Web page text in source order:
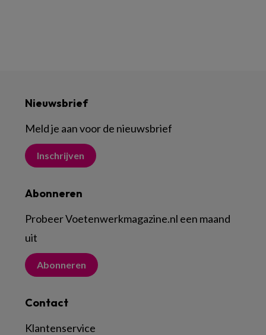
Nieuwsbrief
Meld je aan voor de nieuwsbrief
Inschrijven
Abonneren
Probeer Voetenwerkmagazine.nl een maand
uit
Abonneren
Contact
Klantenservice